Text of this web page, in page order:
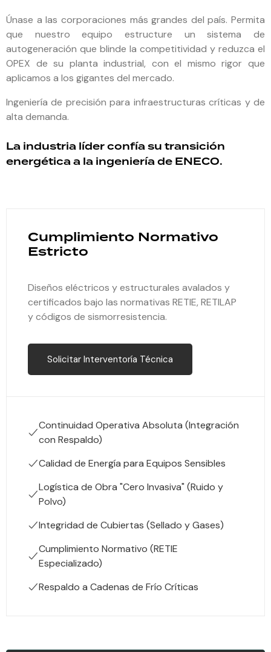
Únase a las corporaciones más grandes del país. Permita
que nuestro equipo estructure un sistema de
autogeneración que blinde la competitividad y reduzca el
OPEX de su planta industrial, con el mismo rigor que
aplicamos a los gigantes del mercado.
Ingeniería de precisión para infraestructuras críticas y de
alta demanda.
La industria líder confía su transición
energética a la ingeniería de ENECO.
Cumplimiento Normativo
Estricto
Diseños eléctricos y estructurales avalados y
certificados bajo las normativas RETIE, RETILAP
y códigos de sismorresistencia.
Solicitar Interventoría Técnica
Continuidad Operativa Absoluta (Integración
con Respaldo)
Calidad de Energía para Equipos Sensibles
Logística de Obra "Cero Invasiva" (Ruido y
Polvo)
Integridad de Cubiertas (Sellado y Gases)
Cumplimiento Normativo (RETIE
Especializado)
Respaldo a Cadenas de Frío Críticas